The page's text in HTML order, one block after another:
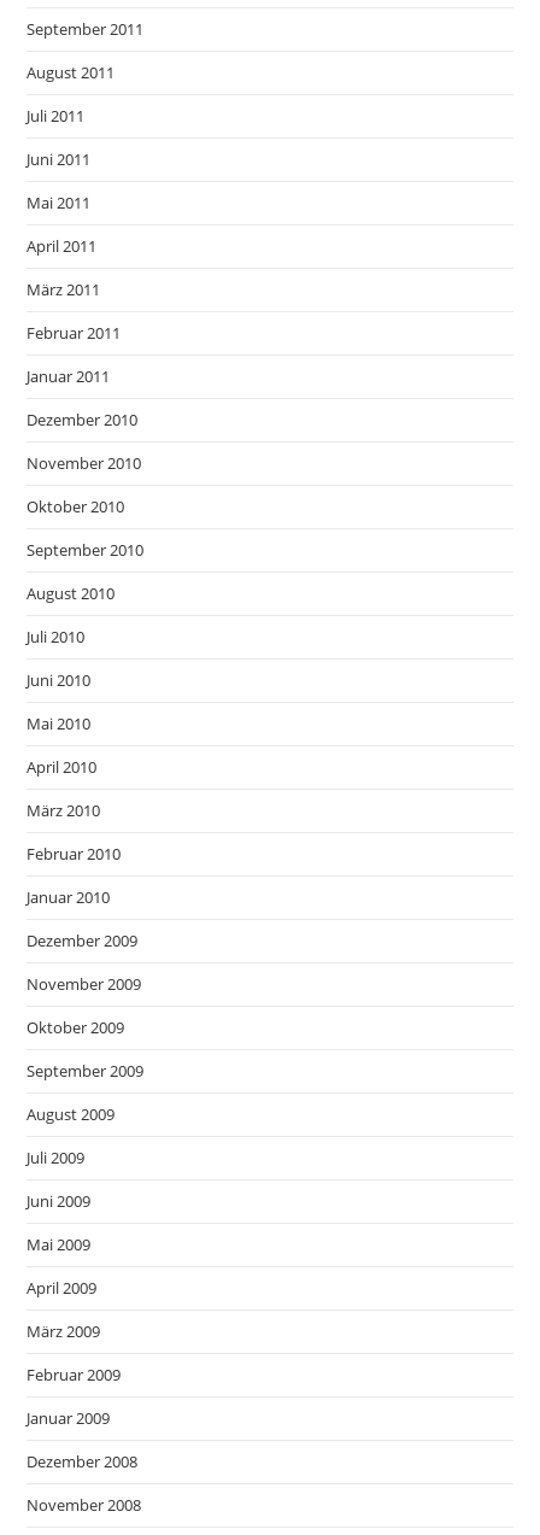
September 2011
August 2011
Juli 2011
Juni 2011
Mai 2011
April 2011
März 2011
Februar 2011
Januar 2011
Dezember 2010
November 2010
Oktober 2010
September 2010
August 2010
Juli 2010
Juni 2010
Mai 2010
April 2010
März 2010
Februar 2010
Januar 2010
Dezember 2009
November 2009
Oktober 2009
September 2009
August 2009
Juli 2009
Juni 2009
Mai 2009
April 2009
März 2009
Februar 2009
Januar 2009
Dezember 2008
November 2008